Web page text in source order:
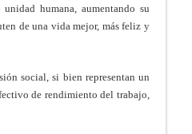
humana, aumentando su
de una vida mejor, más feliz y
social, si bien representan un
de rendimiento del trabajo,